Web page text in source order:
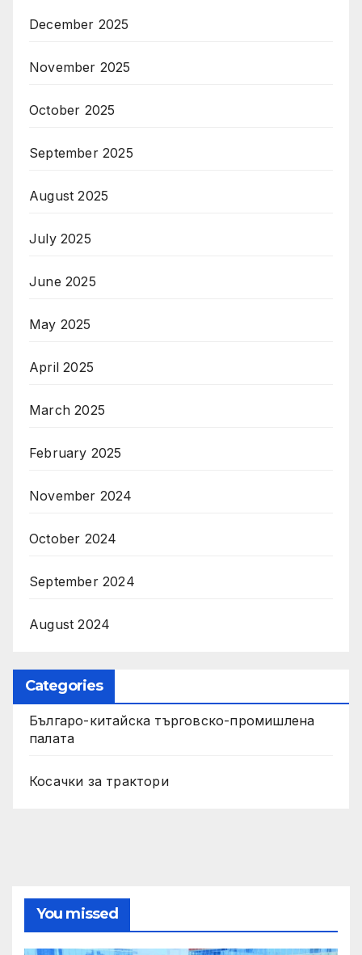
December 2025
November 2025
October 2025
September 2025
August 2025
July 2025
June 2025
May 2025
April 2025
March 2025
February 2025
November 2024
October 2024
September 2024
August 2024
Categories
Българо-китайска търговско-промишлена
палата
Косачки за трактори
You missed